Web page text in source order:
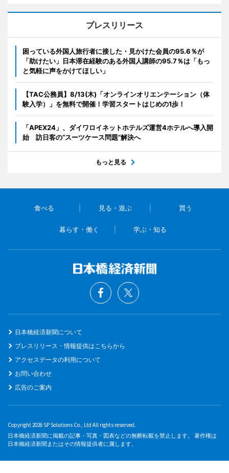
プレスリリース
困っている外国人旅行者に接した・見かけた会員の95.6％が
「助けたい」日本滞在経験のある外国人講師の95.7％は「もっ
と気軽に声をかけてほしい」
【TAC公務員】8/13(木)「オンラインオリエンテーション（体
験入学）」を無料で開催！学習スタートはじめの1歩！
「APEX24」、ダイワロイネットホテルズ運営4ホテルへ導入開
始 訪日客の“スーツケース問題”解決へ
もっと見る
食べる 見る・遊ぶ 買う
暮らす・働く 学ぶ・知る
日本橋経済新聞について
プレスリリース・情報提供はこちらから
アクセスデータの利用について
お問い合わせ
広告のご案内
Copyright 2026 SP Solutions Co., Ltd All rights reserved.
日本橋経済新聞に掲載の記事・写真・図表などの無断転載を禁止します。 著作権は
日本橋経済新聞またはその情報提供者に属します。